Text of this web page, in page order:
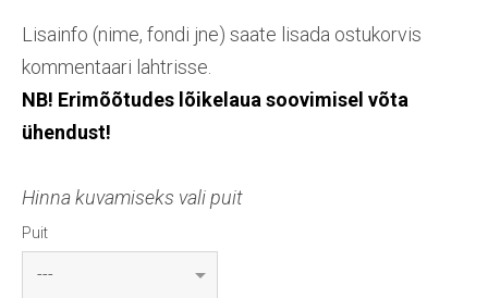
Lisainfo (nime, fondi jne) saate lisada ostukorvis
kommentaari lahtrisse.
NB! Erimõõtudes lõikelaua soovimisel võta
ühendust!
Hinna kuvamiseks vali puit
Puit